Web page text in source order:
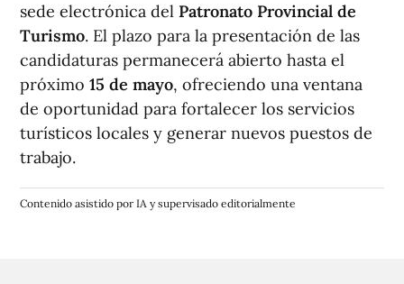
sede electrónica del Patronato Provincial de
Turismo. El plazo para la presentación de las
candidaturas permanecerá abierto hasta el
próximo 15 de mayo, ofreciendo una ventana
de oportunidad para fortalecer los servicios
turísticos locales y generar nuevos puestos de
trabajo.
Contenido asistido por IA y supervisado editorialmente